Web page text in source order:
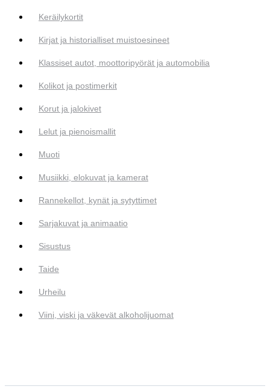
Keräilykortit
Kirjat ja historialliset muistoesineet
Klassiset autot, moottoripyörät ja automobilia
Kolikot ja postimerkit
Korut ja jalokivet
Lelut ja pienoismallit
Muoti
Musiikki, elokuvat ja kamerat
Rannekellot, kynät ja sytyttimet
Sarjakuvat ja animaatio
Sisustus
Taide
Urheilu
Viini, viski ja väkevät alkoholijuomat